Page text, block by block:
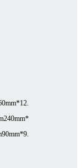
240mm*
90mm*9.